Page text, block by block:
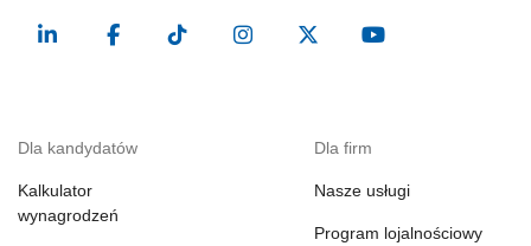
Dla kandydatów
Kalkulator
wynagrodzeń
Dla firm
Nasze usługi
Program lojalnościowy